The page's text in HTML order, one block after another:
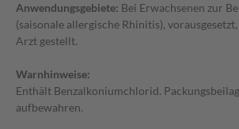
Anwendungsgebiete: Bei Erwachsenen zur
(saisonale allergische Rhinitis),
Arzt gestellt.
Warnhinweise:
Enthält Benzalkoniumchlorid.
aufbewahren.